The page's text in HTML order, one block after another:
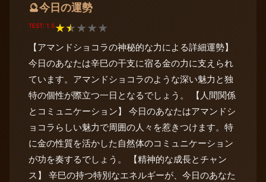
🔮今日の運勢
TEST: 1.5★★★★★
【アマンドショコラの神秘的な力による詳細運勢】
今日のあなたは辛巳の干支に宿る金の力に支えられ
ています。アマンドショコラのような深い魅力と独
特の個性が際立つ一日となるでしょう。 【人間関係
とコミュニケーション】 今日のあなたはアマンドシ
ョコラらしい魅力で周囲の人々を惹きつけます。特
に金の性質を活かした自然体のコミュニケーション
が功を奏するでしょう。 【精神的な成長とチャン
ス】 辛巳の持つ特別なエネルギーが、今日のあなた